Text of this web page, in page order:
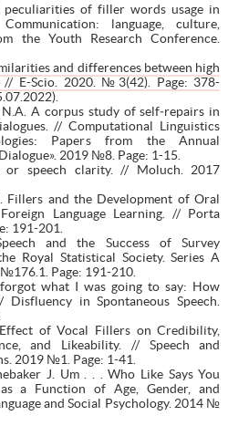
peculiarities of filler words usage in
language, culture,
the Youth Research Conference.
and differences between high
E-Scio. 2020. №3(42). Page: 378-
A corpus study of self‑repairs in
// Computational Linguistics
Papers from the Annual
2019 №8. Page: 1-15.
or speech clarity. // Moluch. 2017
Fillers and the Development of Oral
Language Learning. // Porta
191-201.
and the Success of Survey
Royal Statistical Society. Series A
Page: 191-210.
what I was going to say: How
in Spontaneous Speech.
of Vocal Fillers on Credibility,
and Likeability. // Speech and
2019 №1. Page: 1-41.
J. Um . . . Who Like Says You
a Function of Age, Gender, and
and Social Psychology. 2014 №